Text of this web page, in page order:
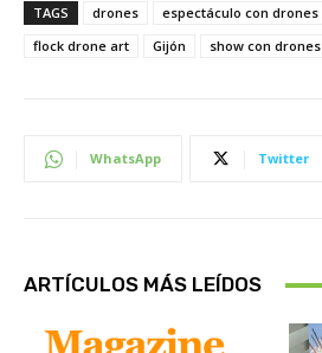
TAGS drones espectáculo con drones
flock drone art
Gijón show con drones
WhatsApp Twitter
ARTÍCULOS MÁS LEÍDOS